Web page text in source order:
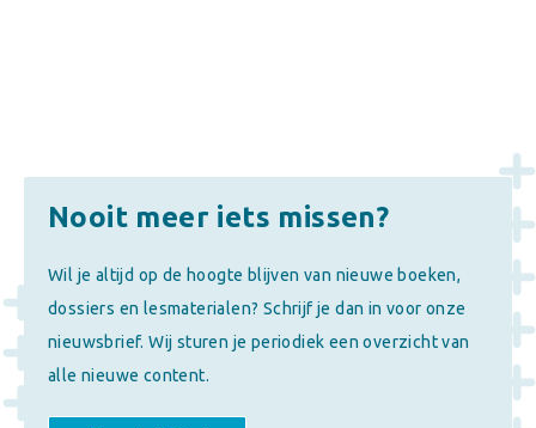
Nooit meer iets missen?
Wil je altijd op de hoogte blijven van nieuwe boeken,
dossiers en lesmaterialen? Schrijf je dan in voor onze
nieuwsbrief. Wij sturen je periodiek een overzicht van
alle nieuwe content.